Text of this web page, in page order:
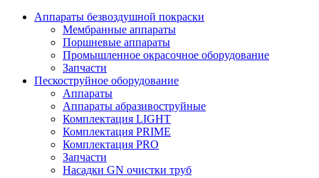
Аппараты безвоздушной покраски
Мембранные аппараты
Поршневые аппараты
Промышленное окрасочное оборудование
Запчасти
Пескоструйное оборудование
Аппараты
Аппараты абразивоструйные
Комплектация LIGHT
Комплектация PRIME
Комплектация PRO
Запчасти
Насадки GN очистки труб